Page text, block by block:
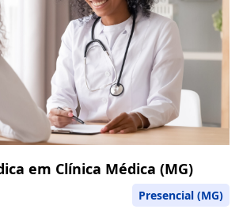
em Clínica Médica (MG)
Presencial (MG)